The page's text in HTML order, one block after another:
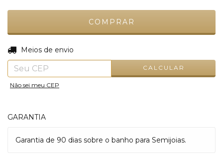
Entregas para o CEP:
Meios de envio
CALCULAR
Não sei meu CEP
GARANTIA
Garantia de 90 dias sobre o banho para Semijoias.